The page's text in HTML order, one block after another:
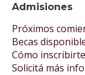
Admisiones
Próximos
Becas
Cómo inscribirte
Solicitá más